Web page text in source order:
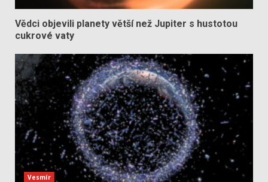
Vědci objevili planety větší než Jupiter s hustotou
cukrové vaty
Vesmír